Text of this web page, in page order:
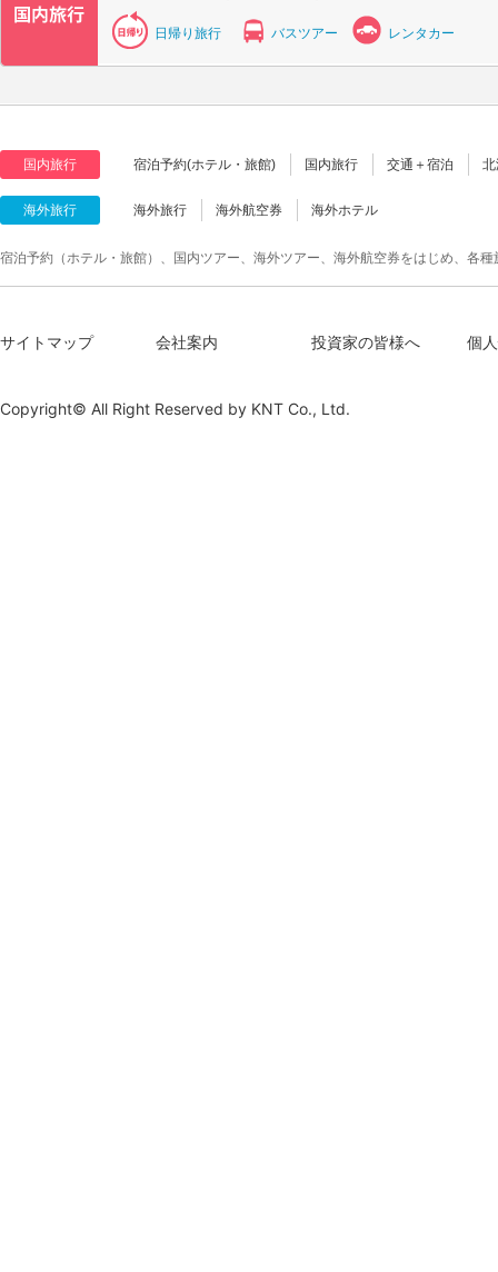
日帰り旅行 バスツアー レンタカー
国内旅行 宿泊予約(ホテル・旅館) 国内旅行 交通＋宿泊
海外旅行 海外旅行 海外航空券 海外ホテル
宿泊予約（ホテル・旅館）、国内ツアー、海外ツアー、海外航空券をはじめ、各
サイトマップ 会社案内 投資家の皆様へ 個
Copyright© All Right Reserved by KNT Co., Ltd.